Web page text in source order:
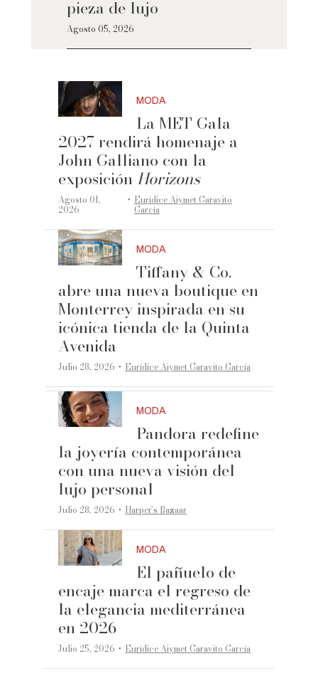
pieza de lujo
Agosto 05, 2026
MODA
La MET Gala
2027 rendirá homenaje a
John Galliano con la
exposición Horizons
Agosto 01,
2026 ·Eurídice Aiymet Garavito
García
MODA
Tiffany & Co.
abre una nueva boutique en
Monterrey inspirada en su
icónica tienda de la Quinta
Avenida
Julio 28, 2026 ·Eurídice Aiymet Garavito García
MODA
Pandora redefine
la joyería contemporánea
con una nueva visión del
lujo personal
Julio 28, 2026 ·Harper’s Bazaar
MODA
El pañuelo de
encaje marca el regreso de
la elegancia mediterránea
en 2026
Julio 25, 2026 ·Eurídice Aiymet Garavito García